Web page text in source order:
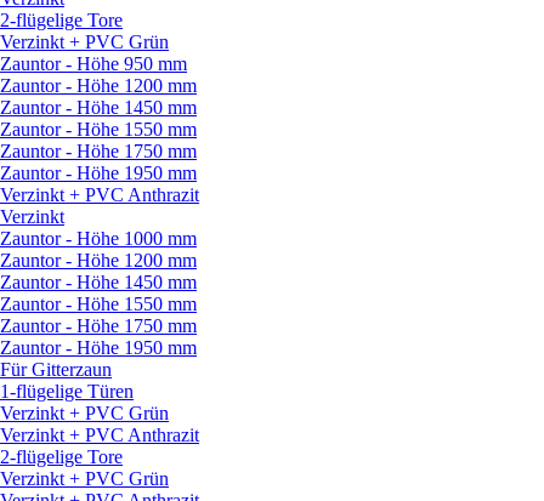
2-flügelige Tore
Verzinkt + PVC Grün
Zauntor - Höhe 950 mm
Zauntor - Höhe 1200 mm
Zauntor - Höhe 1450 mm
Zauntor - Höhe 1550 mm
Zauntor - Höhe 1750 mm
Zauntor - Höhe 1950 mm
Verzinkt + PVC Anthrazit
Verzinkt
Zauntor - Höhe 1000 mm
Zauntor - Höhe 1200 mm
Zauntor - Höhe 1450 mm
Zauntor - Höhe 1550 mm
Zauntor - Höhe 1750 mm
Zauntor - Höhe 1950 mm
Für Gitterzaun
1-flügelige Türen
Verzinkt + PVC Grün
Verzinkt + PVC Anthrazit
2-flügelige Tore
Verzinkt + PVC Grün